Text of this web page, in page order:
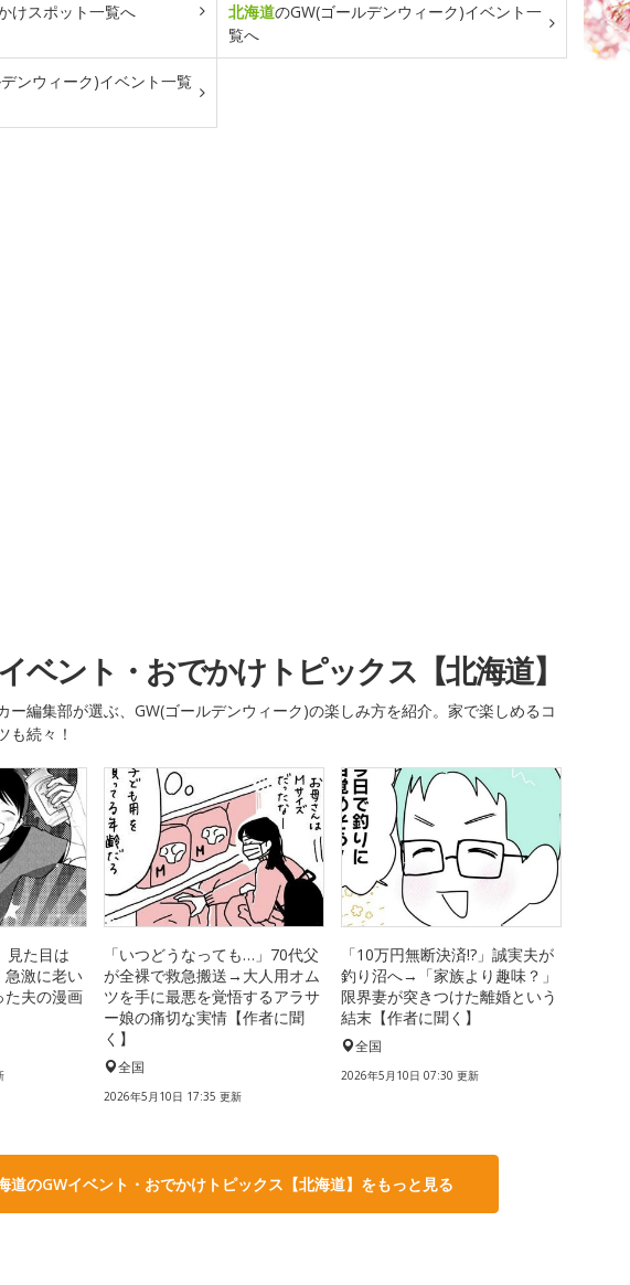
けスポット一覧へ 北海道のGW(ゴールデンウィーク)イベント一
覧へ
ンウィーク)イベント一覧
ベント・おでかけトピックス【北海道】
ー編集部が選ぶ、GW(ゴールデンウィーク)の楽しみ方を紹介。家で楽しめるコ
も続々！
見た目は
激に老い
た夫の漫画
「いつどうなっても…」70代父
が全裸で救急搬送→大人用オム
ツを手に最悪を覚悟するアラサ
ー娘の痛切な実情【作者に聞
く】
全国
2026年5月10日 17:35 更新
「10万円無断決済!?」誠実夫が
釣り沼へ→「家族より趣味？」
限界妻が突きつけた離婚という
結末【作者に聞く】
全国
2026年5月10日 07:30 更新
道のGWイベント・おでかけトピックス【北海道】をもっと見る